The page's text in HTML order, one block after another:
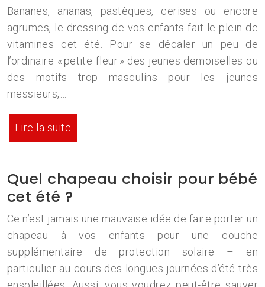
Bananes, ananas, pastèques, cerises ou encore
agrumes, le dressing de vos enfants fait le plein de
vitamines cet été. Pour se décaler un peu de
l’ordinaire « petite fleur » des jeunes demoiselles ou
des motifs trop masculins pour les jeunes
messieurs,…
Lire la suite
Quel chapeau choisir pour bébé
cet été ?
Ce n’est jamais une mauvaise idée de faire porter un
chapeau à vos enfants pour une couche
supplémentaire de protection solaire – en
particulier au cours des longues journées d’été très